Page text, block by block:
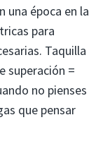
una época en la
para
Taquilla
superación =
no pienses
que pensar